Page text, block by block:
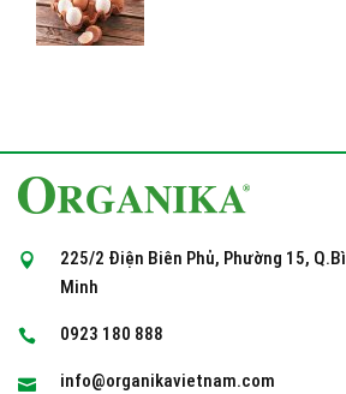
225/2 Điện Biên Phủ, Phường 15,
Minh
0923 180 888
info@organikavietnam.com